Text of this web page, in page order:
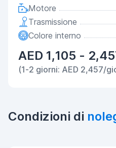
Motore
Trasmissione
Colore interno
AED 1,105 -
(1-2 giorni: AED 2,457/
Condizioni di